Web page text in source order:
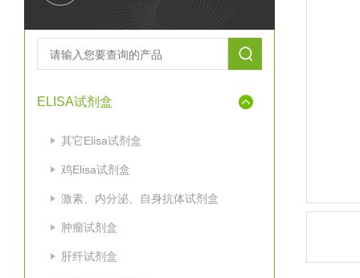
ELISA试剂盒
其它Elisa试剂盒
鸡Elisa试剂盒
激素、内分泌、自身抗体试剂盒
肿瘤试剂盒
肝纤试剂盒